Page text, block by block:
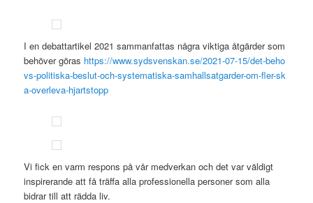
I en debattartikel 2021 sammanfattas några viktiga åtgärder som
behöver göras https://www.sydsvenskan.se/2021-07-15/det-beho
vs-politiska-beslut-och-systematiska-samhallsatgarder-om-fler-sk
a-overleva-hjartstopp
Vi fick en varm respons på vår medverkan och det var väldigt
inspirerande att få träffa alla professionella personer som alla
bidrar till att rädda liv.